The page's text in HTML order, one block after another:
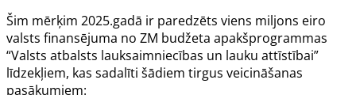
Šim mērķim 2025.gadā ir paredzēts viens miljons eiro
valsts finansējuma no ZM budžeta apakšprogrammas
“Valsts atbalsts lauksaimniecības un lauku attīstībai”
līdzekļiem, kas sadalīti šādiem tirgus veicināšanas
pasākumiem: